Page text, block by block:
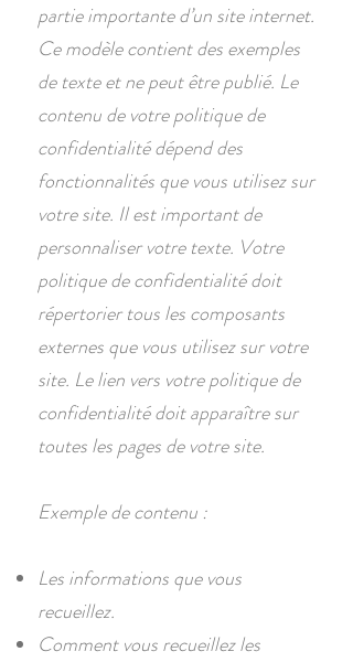
partie importante d’un site internet.
Ce modèle contient des exemples
de texte et ne peut être publié. Le
contenu de votre politique de
confidentialité dépend des
fonctionnalités que vous utilisez sur
votre site. Il est important de
personnaliser votre texte. Votre
politique de confidentialité doit
répertorier tous les composants
externes que vous utilisez sur votre
site. Le lien vers votre politique de
confidentialité doit apparaître sur
toutes les pages de votre site.
Exemple de contenu :
Les informations que vous
recueillez.
Comment vous recueillez les